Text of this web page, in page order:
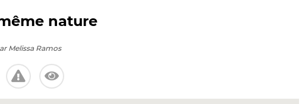
nature
Melissa Ramos